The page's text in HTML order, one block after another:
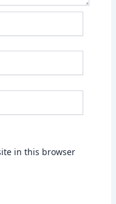
in this browser